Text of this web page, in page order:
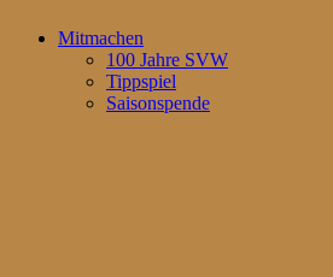
Mitmachen
100 Jahre SVW
Tippspiel
Saisonspende